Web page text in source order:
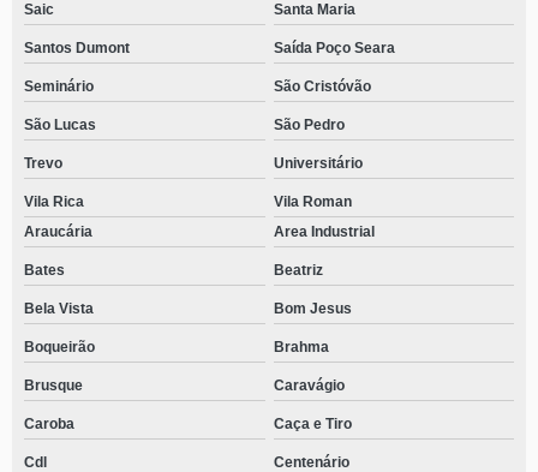
Saic Santa Maria
Santos Dumont Saída Poço Seara
Seminário São Cristóvão
São Lucas São Pedro
Trevo Universitário
Vila Rica
Vila Roman
Araucária
Area Industrial
Bates Beatriz
Bela Vista Bom Jesus
Boqueirão Brahma
Brusque Caravágio
Caroba Caça e Tiro
Cdl Centenário